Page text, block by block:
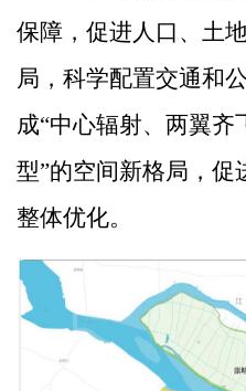
保障 ，促进人口、土
局，科学配置交通和
成“中心辐射、两翼齐
型”的空间新格局，促
整体优化。